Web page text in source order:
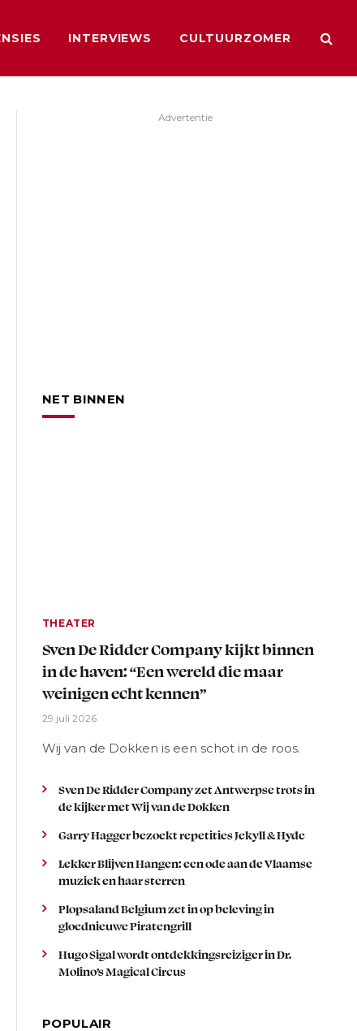
INTERVIEWS CULTUURZOMER
Advertentie
NET BINNEN
THEATER
Sven De Ridder Company kijkt binnen
in de haven: “Een wereld die maar
weinigen echt kennen”
29 juli 2026
Wij van de Dokken is een schot in de roos.
Sven De Ridder Company zet Antwerpse trots in
de kijker met Wij van de Dokken
Garry Hagger bezoekt repetities Jekyll & Hyde
Lekker Blijven Hangen: een ode aan de Vlaamse
muziek en haar sterren
Plopsaland Belgium zet in op beleving in
gloednieuwe Piratengrill
Hugo Sigal wordt ontdekkingsreiziger in Dr.
Molino’s Magical Circus
POPULAIR